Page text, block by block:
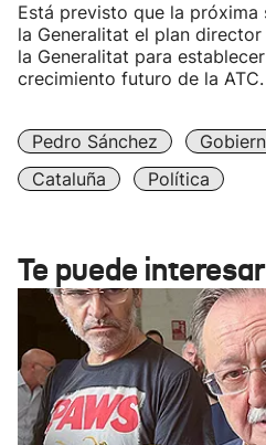
Está previsto que la próxima
la Generalitat el plan
la Generalitat para
crecimiento futuro de la ATC.
Pedro Sánchez
Cataluña
Política
Te puede interesar